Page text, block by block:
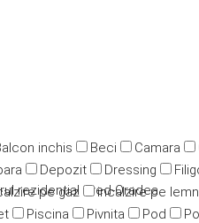
inchis Beci Camara
Depozit Dressing
pe gaz incalzire pe
Piscina Pivnita Pod
rezidential Ared-Oradea